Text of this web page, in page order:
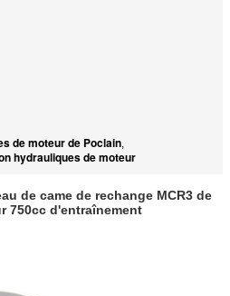
de moteur de Poclain,
hydrauliques de moteur
de came de rechange MCR3 de
750cc d'entraînement